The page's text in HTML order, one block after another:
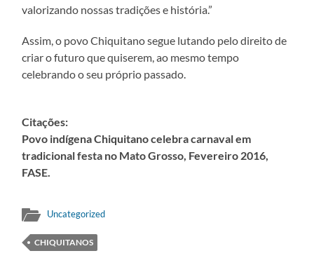
valorizando nossas tradições e história.”
Assim, o povo Chiquitano segue lutando pelo direito de
criar o futuro que quiserem, ao mesmo tempo
celebrando o seu próprio passado.
Citações:
Povo indígena Chiquitano celebra carnaval em
tradicional festa no Mato Grosso, Fevereiro 2016,
FASE.
Uncategorized
CHIQUITANOS